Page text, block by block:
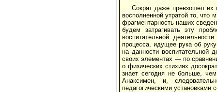
Сократ даже превзошел их
восполненной утратой то, что
фрагментарность наших
будем затрагивать эту
воспитательной
процесса, идущее рука об
на данности воспитательной
своих элементах — по
о физических стихиях
знает сегодня не больше,
Анаксимен, и,
педагогическими установками